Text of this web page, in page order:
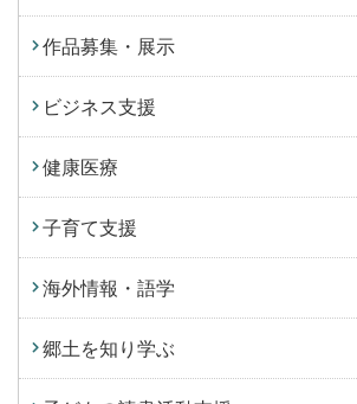
作品募集・展示
ビジネス支援
健康医療
子育て支援
海外情報・語学
郷土を知り学ぶ